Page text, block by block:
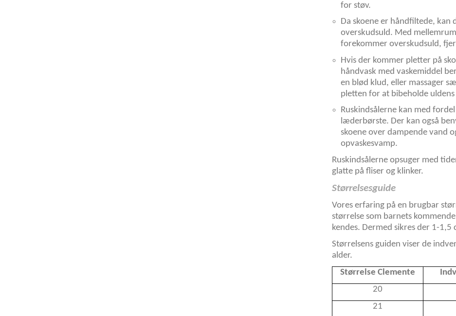
for støv.
Da skoene er håndfiltede,
overskudsuld. Med
forekommer overskudsuld,
Hvis der kommer pletter på
håndvask med vaskemiddel
en blød klud, eller massager
pletten for at bibeholde
Ruskindsålerne kan med
læderbørste. Der kan også
skoene over dampende vand
opvaskesvamp.
Ruskindsålerne opsuger med
glatte på fliser og klinker.
Størrelsesguide
Vores erfaring på en brugbar
størrelse som barnets
kendes. Dermed sikres der 1-
Størrelsens guiden viser de
alder.
Størrelse Clemente
20
21